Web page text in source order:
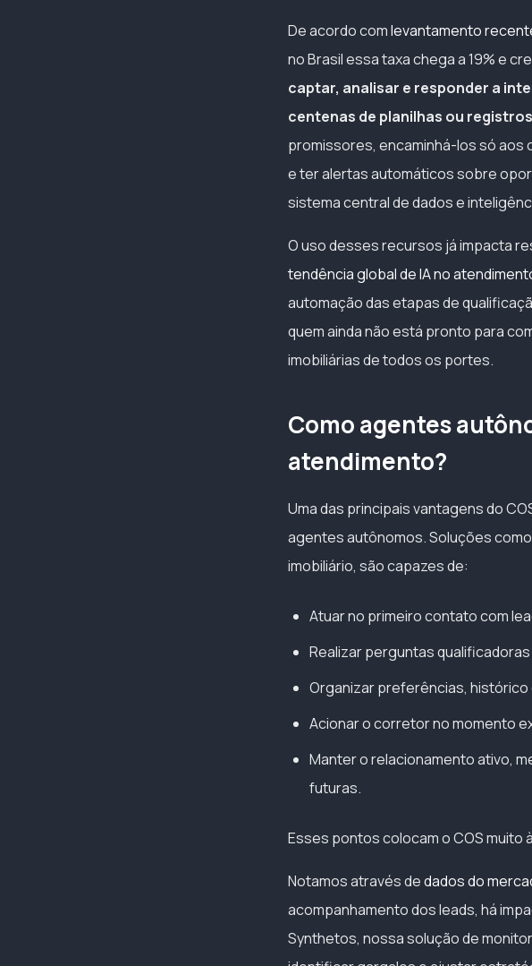
De acordo comlevantamento
no Brasil essa taxa chega a 19% e
captar, analisar e responder a
centenas de planilhas ou
promissores, encaminhá-los só
e ter alertas automáticos sobre
sistema central de dados e
O uso desses recursos já impacta
tendência global de IA no
automação das etapas de
quem ainda não está pronto para
imobiliárias de todos os portes.
Como agentes
atendimento?
Uma das principais vantagens do
agentes autônomos. Soluções
imobiliário, são capazes de:
Atuar no primeiro contato com
Realizar perguntas
Organizar preferências,
Acionar o corretor no momento
Manter o relacionamento ativo,
futuras.
Esses pontos colocam o COS muito
Notamos através dedados do
acompanhamento dos leads, há
Synthetos, nossa solução de